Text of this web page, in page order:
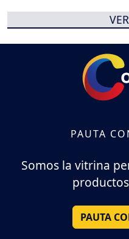
PAUTA
Somos la vitrina
PAUTA